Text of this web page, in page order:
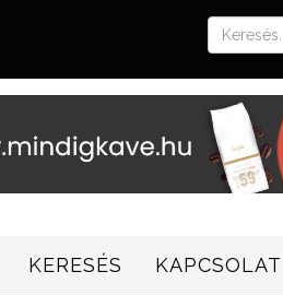
KERESÉS KAPCSOLAT